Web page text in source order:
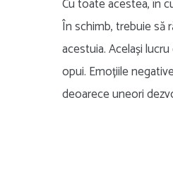
Cu toate acestea, în
În schimb, trebuie să
acestuia. Același
opui. Emoțiile
deoarece uneori